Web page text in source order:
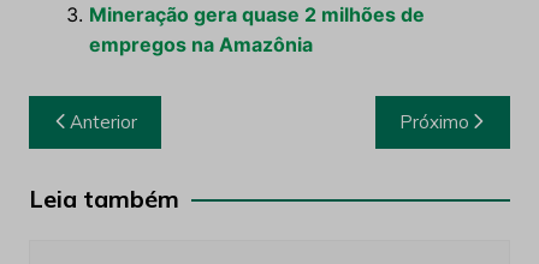
Mineração gera quase 2 milhões de
empregos na Amazônia
Navegação
de
Post
Anterior Próximo
Leia também